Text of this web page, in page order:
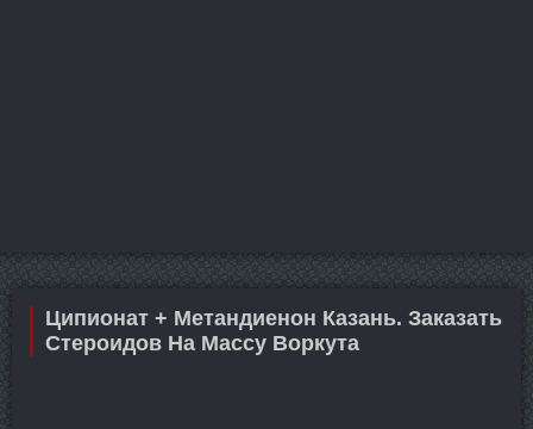
Ципионат + Метандиенон Казань. Заказать
Стероидов На Массу Воркута